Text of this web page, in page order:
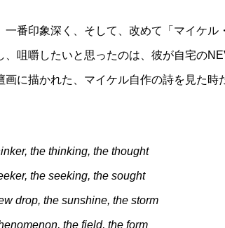
一番印象深く、そして、改めて「マイケル
、咀嚼したいと思ったのは、彼が自宅の
画に描かれた、マイケル自作の詩を見た時
the thinking, the thought
the seeking, the sought
drop, the sunshine, the storm
the field, the form